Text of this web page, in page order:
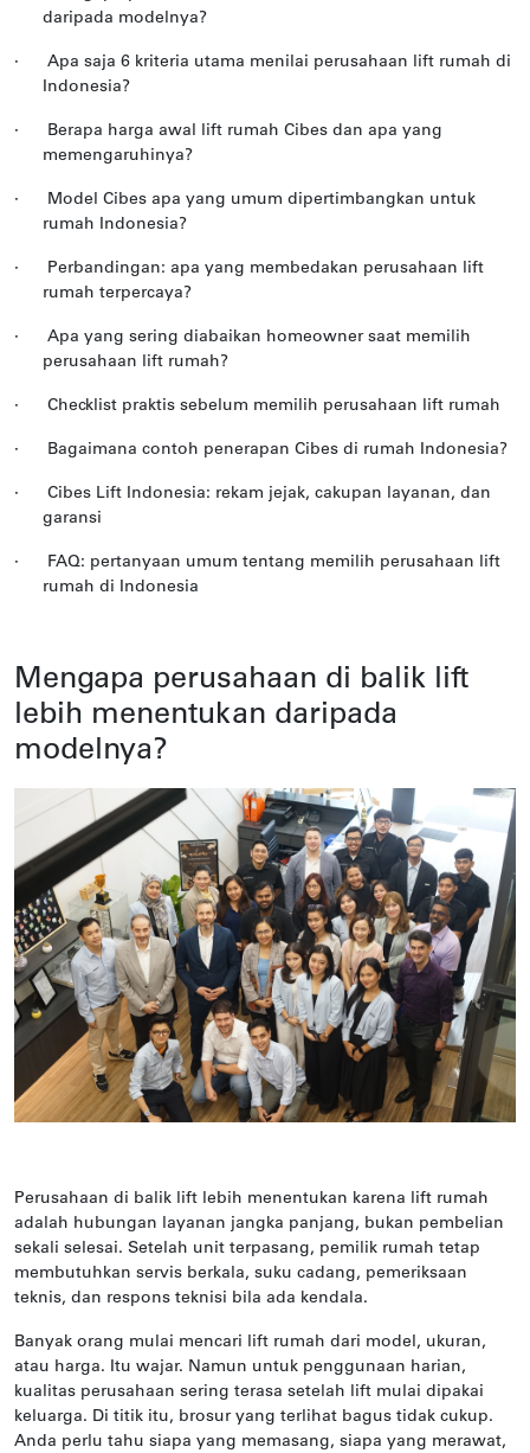
daripada modelnya?
·
Apa saja 6 kriteria utama menilai perusahaan lift rumah di
Indonesia?
·
Berapa harga awal lift rumah Cibes dan apa yang
memengaruhinya?
·
Model Cibes apa yang umum dipertimbangkan untuk
rumah Indonesia?
·
Perbandingan: apa yang membedakan perusahaan lift
rumah terpercaya?
·
Apa yang sering diabaikan homeowner saat memilih
perusahaan lift rumah?
· Checklist praktis sebelum memilih perusahaan lift rumah
· Bagaimana contoh penerapan Cibes di rumah Indonesia?
·
Cibes Lift Indonesia: rekam jejak, cakupan layanan, dan
garansi
·
FAQ: pertanyaan umum tentang memilih perusahaan lift
rumah di Indonesia
Mengapa perusahaan di balik lift
lebih menentukan daripada
modelnya?
Perusahaan di balik lift lebih menentukan karena lift rumah
adalah hubungan layanan jangka panjang, bukan pembelian
sekali selesai. Setelah unit terpasang, pemilik rumah tetap
membutuhkan servis berkala, suku cadang, pemeriksaan
teknis, dan respons teknisi bila ada kendala.
Banyak orang mulai mencari lift rumah dari model, ukuran,
atau harga. Itu wajar. Namun untuk penggunaan harian,
kualitas perusahaan sering terasa setelah lift mulai dipakai
keluarga. Di titik itu, brosur yang terlihat bagus tidak cukup.
Anda perlu tahu siapa yang memasang, siapa yang merawat,